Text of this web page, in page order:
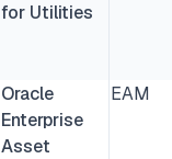
for Utilities
Oracle
Enterprise
Asset
EAM